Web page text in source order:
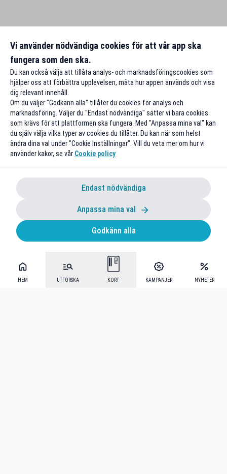
HEM UTFORSKA KORT KAMPANJER NYHETER
Vi använder nödvändiga cookies för att vår app ska
fungera som den ska.
Du kan också välja att tillåta analys- och marknadsföringscookies som
hjälper oss att förbättra upplevelsen, mäta hur appen används och visa
dig relevant innehåll.
Om du väljer "Godkänn alla" tillåter du cookies för analys och
marknadsföring. Väljer du "Endast nödvändiga" sätter vi bara cookies
som krävs för att plattformen ska fungera. Med "Anpassa mina val" kan
du själv välja vilka typer av cookies du tillåter. Du kan när som helst
ändra dina val under "Cookie Inställningar". Vill du veta mer om hur vi
använder kakor, se vår Cookie policy
Endast nödvändiga
Anpassa mina val
Godkänn alla